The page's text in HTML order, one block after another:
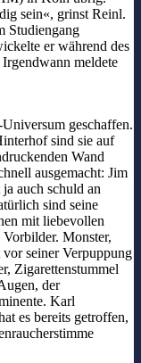
sein«, grinst Reinl.
Studiengang
er während des
meldete
geschaffen.
sind sie auf
Wand
ausgemacht: Jim
auch schuld an
sind seine
mit liebevollen
Monster,
seiner Verpuppung
Zigarettenstummel
der
Karl
es bereits getroffen,